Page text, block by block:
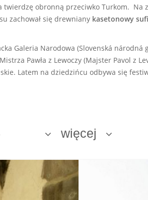
obronną przeciwko Turkom. Na
zachował się drewniany kasetonowy
Galeria Narodowa (Slovenská národná
Pawła z Lewoczy (Majster Pavol z
Latem na dziedzińcu odbywa się
więcej